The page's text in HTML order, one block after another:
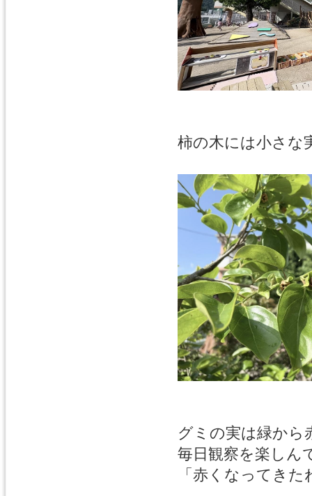
柿の木には小さな
グミの実は緑から
毎日観察を楽しん
「赤くなってき